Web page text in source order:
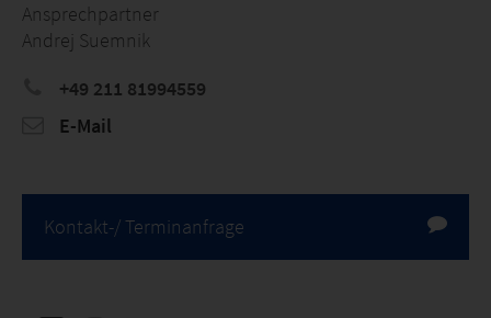
Ansprechpartner
Andrej Suemnik
+49 211 81994559
E-Mail
Kontakt-/ Terminanfrage